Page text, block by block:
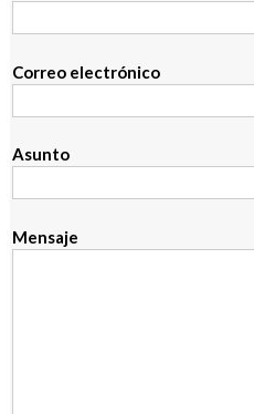
Correo electrónico
Asunto
Mensaje